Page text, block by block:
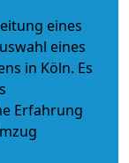
eines
eines
in Köln. Es
Erfahrung